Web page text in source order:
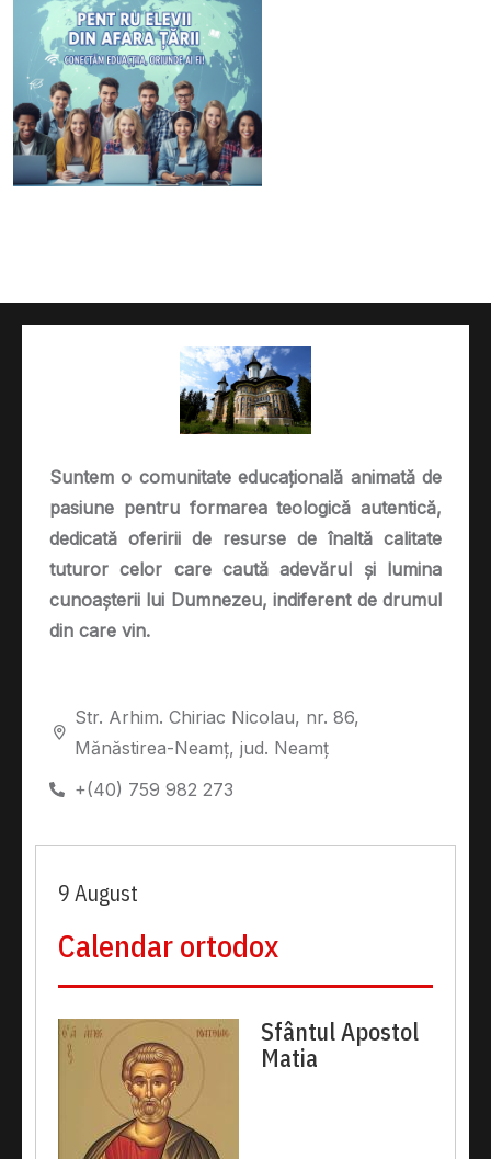
Suntem o comunitate educațională animată de
pasiune pentru formarea teologică autentică,
dedicată oferirii de resurse de înaltă calitate
tuturor celor care caută adevărul și lumina
cunoașterii lui Dumnezeu, indiferent de drumul
din care vin.
Str. Arhim. Chiriac Nicolau, nr. 86,
Mănăstirea-Neamț, jud. Neamț
+(40) 759 982 273
9 August
Calendar ortodox
Sfântul Apostol
Matia